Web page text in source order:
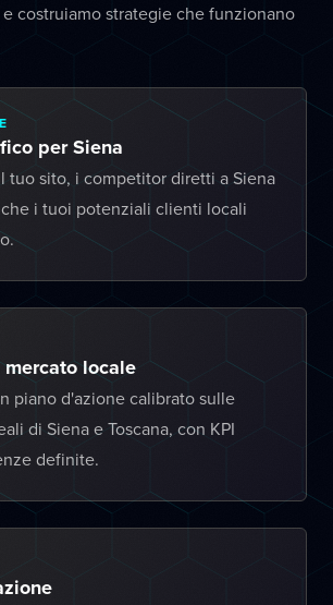
costruiamo strategie che funzionano
per Siena
tuo sito, i competitor diretti a Siena
i tuoi potenziali clienti locali
locale
piano d'azione calibrato sulle
di Siena e Toscana, con KPI
definite.